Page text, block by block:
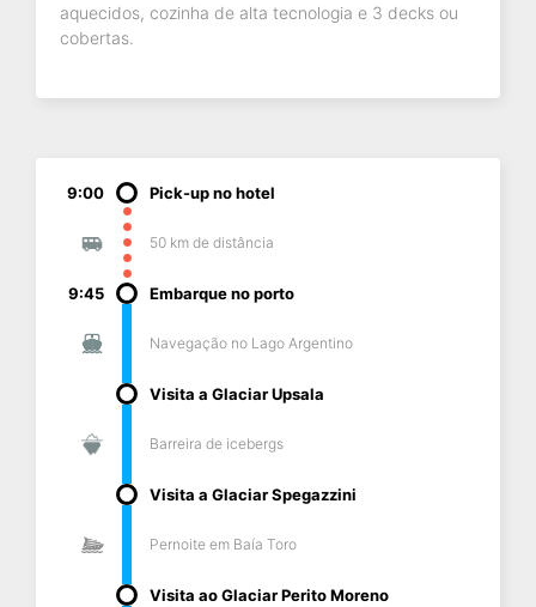
aquecidos, cozinha de alta tecnologia e 3 decks ou
cobertas.
9:00 Pick-up no hotel
50 km de distância
9:45 Embarque no porto
Navegação no Lago Argentino
Visita a Glaciar Upsala
Barreira de icebergs
Visita a Glaciar Spegazzini
Pernoite em Baía Toro
Visita ao Glaciar Perito Moreno